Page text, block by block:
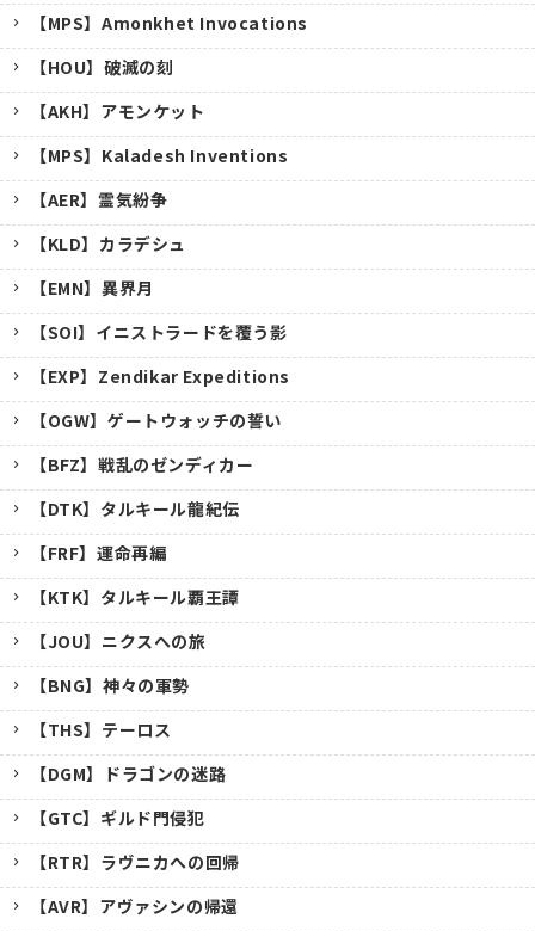
【MPS】Amonkhet Invocations
【HOU】破滅の刻
【AKH】アモンケット
【MPS】Kaladesh Inventions
【AER】霊気紛争
【KLD】カラデシュ
【EMN】異界月
【SOI】イニストラードを覆う影
【EXP】Zendikar Expeditions
【OGW】ゲートウォッチの誓い
【BFZ】戦乱のゼンディカー
【DTK】タルキール龍紀伝
【FRF】運命再編
【KTK】タルキール覇王譚
【JOU】ニクスへの旅
【BNG】神々の軍勢
【THS】テーロス
【DGM】ドラゴンの迷路
【GTC】ギルド門侵犯
【RTR】ラヴニカへの回帰
【AVR】アヴァシンの帰還